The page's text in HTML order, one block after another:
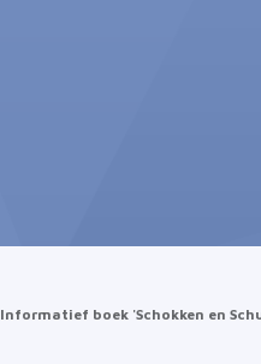
Informatief boek 'Schokken en